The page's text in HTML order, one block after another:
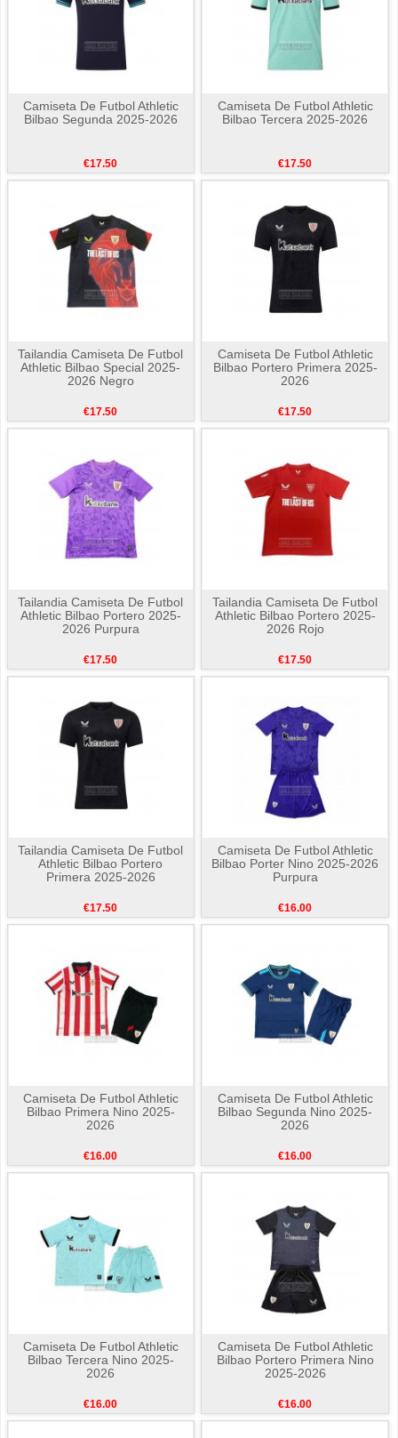
Camiseta De Futbol Athletic
Bilbao Segunda 2025-2026
€17.50
Camiseta De Futbol Athletic
Bilbao Tercera 2025-2026
€17.50
Tailandia Camiseta De Futbol
Athletic Bilbao Special 2025-
2026 Negro
€17.50
Camiseta De Futbol Athletic
Bilbao Portero Primera 2025-
2026
€17.50
Tailandia Camiseta De Futbol
Athletic Bilbao Portero 2025-
2026 Purpura
€17.50
Tailandia Camiseta De Futbol
Athletic Bilbao Portero 2025-
2026 Rojo
€17.50
Tailandia Camiseta De Futbol
Athletic Bilbao Portero
Primera 2025-2026
€17.50
Camiseta De Futbol Athletic
Bilbao Porter Nino 2025-2026
Purpura
€16.00
Camiseta De Futbol Athletic
Bilbao Primera Nino 2025-
2026
€16.00
Camiseta De Futbol Athletic
Bilbao Segunda Nino 2025-
2026
€16.00
Camiseta De Futbol Athletic
Bilbao Tercera Nino 2025-
2026
€16.00
Camiseta De Futbol Athletic
Bilbao Portero Primera Nino
2025-2026
€16.00